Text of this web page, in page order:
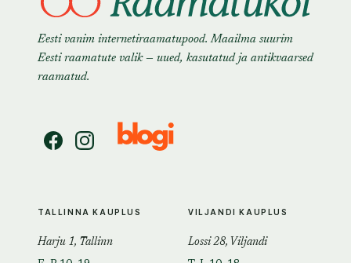
Eesti vanim internetiraamatupood. Maailma suurim
Eesti raamatute valik — uued, kasutatud ja antikvaarsed
raamatud.
TALLINNA KAUPLUS
Harju 1, Tallinn
VILJANDI KAUPLUS
Lossi 28, Viljandi